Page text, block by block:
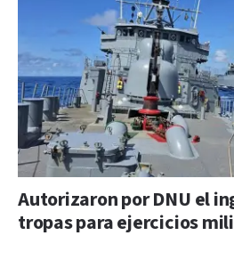
Autorizaron por DNU el
tropas para ejercicios